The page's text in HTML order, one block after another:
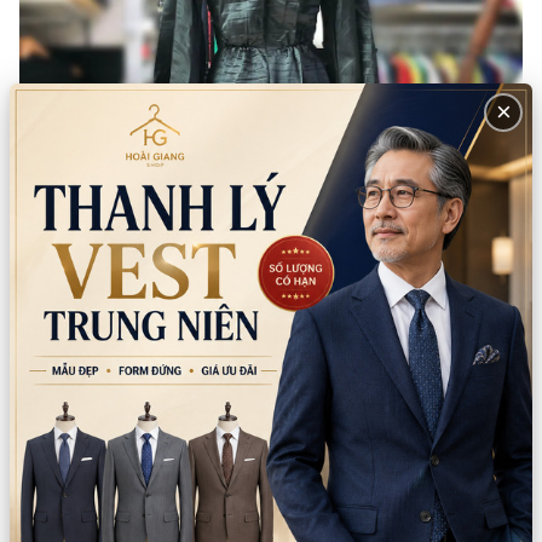
Gợi ý mua kèm
×